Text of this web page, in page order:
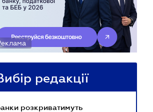
редакції
розкриватимуть